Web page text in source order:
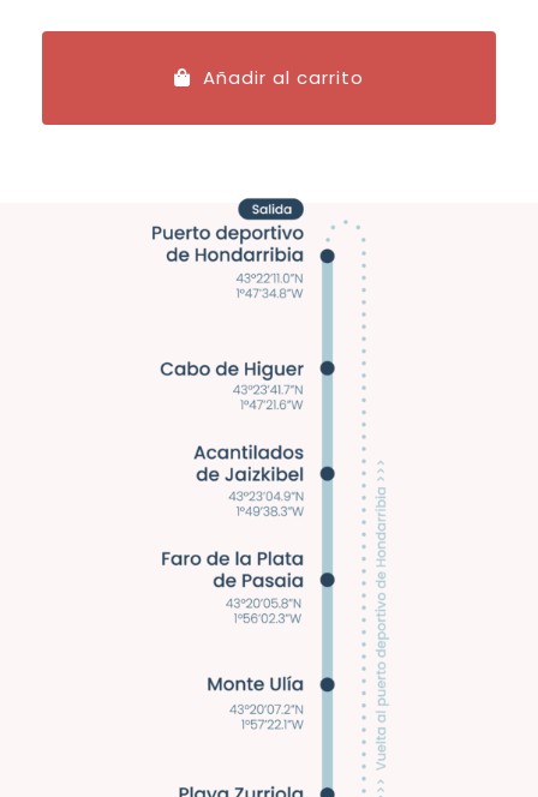
Añadir al carrito